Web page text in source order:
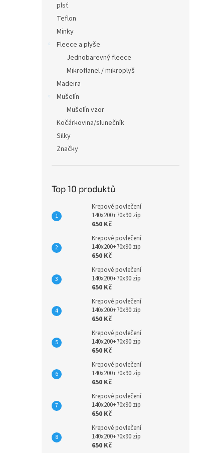
plsť
Teflon
Minky
Fleece a plyše
Jednobarevný fleece
Mikroflanel / mikroplyš
Madeira
Mušelín
Mušelín vzor
Kočárkovina/slunečník
Silky
Značky
Top 10 produktů
Krepové povlečení
140x200+70x90 zip
650 Kč
Krepové povlečení
140x200+70x90 zip
650 Kč
Krepové povlečení
140x200+70x90 zip
650 Kč
Krepové povlečení
140x200+70x90 zip
650 Kč
Krepové povlečení
140x200+70x90 zip
650 Kč
Krepové povlečení
140x200+70x90 zip
650 Kč
Krepové povlečení
140x200+70x90 zip
650 Kč
Krepové povlečení
140x200+70x90 zip
650 Kč